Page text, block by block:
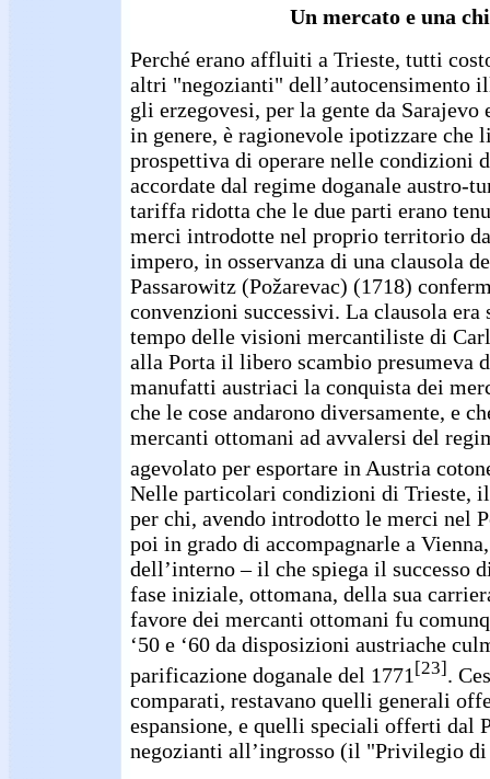
Un mercato e una
Perché erano affluiti a Trieste, tutti
altri "negozianti" dell’autocensimento
gli erzegovesi, per la gente da
in genere, è ragionevole ipotizzare che
prospettiva di operare nelle condizioni
accordate dal regime doganale austro-
tariffa ridotta che le due parti erano
merci introdotte nel proprio territorio
impero, in osservanza di una clausola
Passarowitz (Požarevac) (1718)
convenzioni successivi. La clausola era
tempo delle visioni mercantiliste di
alla Porta il libero scambio presumeva
manufatti austriaci la conquista dei
che le cose andarono diversamente, e
mercanti ottomani ad avvalersi del
agevolato per esportare in Austria
Nelle particolari condizioni di Trieste,
per chi, avendo introdotto le merci nel
poi in grado di accompagnarle a
dell’interno – il che spiega il successo
fase iniziale, ottomana, della sua
favore dei mercanti ottomani fu
‘50 e ‘60 da disposizioni austriache
parificazione doganale del 1771 [23].
comparati, restavano quelli generali
espansione, e quelli speciali offerti dal
negozianti all’ingrosso (il "Privilegio